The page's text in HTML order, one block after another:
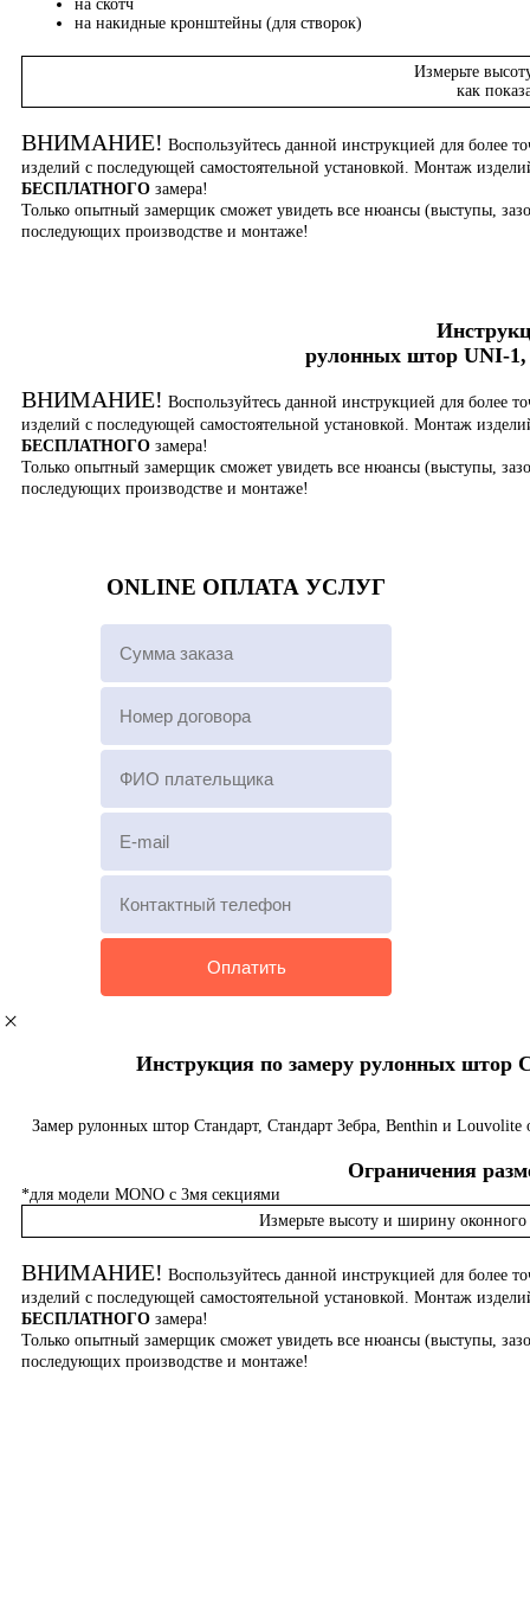
на скотч
на накидные кронштейны (для створок)
Измерьте
как
ВНИМАНИЕ! Воспользуйтесь данной инструкцией для более
изделий с последующей самостоятельной установкой. Монтаж
БЕСПЛАТНОГО замера!
Только опытный замерщик сможет увидеть все нюансы (выступы,
последующих производстве и монтаже!
рулонных штор UNI-
ВНИМАНИЕ! Воспользуйтесь данной инструкцией для более
изделий с последующей самостоятельной установкой. Монтаж
БЕСПЛАТНОГО замера!
Только опытный замерщик сможет увидеть все нюансы (выступы,
последующих производстве и монтаже!
ONLINE ОПЛАТА УСЛУГ
Инструкция по замеру рулонных штор
Замер рулонных штор Стандарт, Стандарт Зебра, Benthin и
Ограничения
*для модели MONO с 3мя секциями
Измерьте высоту и ширину оконного
ВНИМАНИЕ! Воспользуйтесь данной инструкцией для более
изделий с последующей самостоятельной установкой. Монтаж
БЕСПЛАТНОГО замера!
Только опытный замерщик сможет увидеть все нюансы (выступы,
последующих производстве и монтаже!